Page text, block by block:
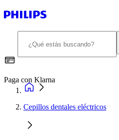
Paga con Klarna
Cepillos dentales eléctricos